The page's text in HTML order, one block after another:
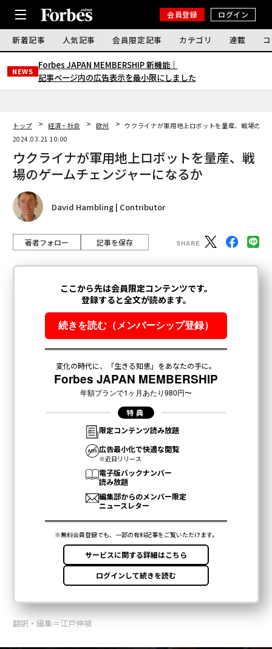
会員登録 ログイン
新着記事 人気記事 会員限定記事 カテゴリ 連載
NEWS
Forbes JAPAN MEMBERSHIP 新機能｜
記事ページ内の広告表示を最小限にしました
トップ 経済・社会 欧州
ウクライナが軍用地上ロボットを量産、戦場のゲ
2024.03.21 10:00
ウクライナが軍用地上ロボットを量産、戦
場のゲームチェンジャーになるか
David Hambling | Contributor
著者フォロー 記事を保存
翻訳・編集＝江戸伸禎